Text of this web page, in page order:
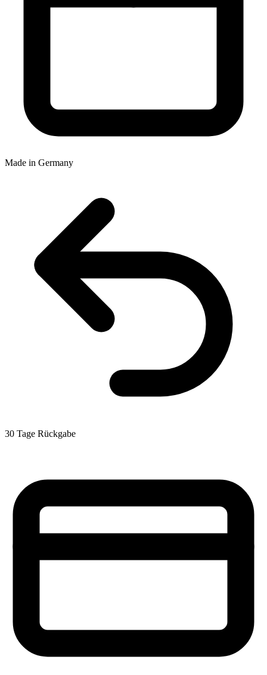
Made in Germany
30 Tage Rückgabe